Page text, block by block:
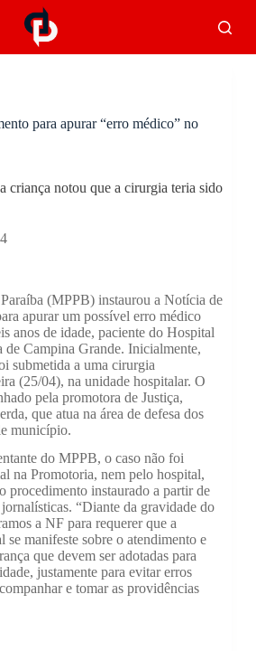
para apurar “erro médico” no
criança notou que a cirurgia teria sido
(MPPB) instaurou a Notícia de
apurar um possível erro médico
anos de idade, paciente do Hospital
de Campina Grande. Inicialmente,
submetida a uma cirurgia
(25/04), na unidade hospitalar. O
pela promotora de Justiça,
que atua na área de defesa dos
município.
do MPPB, o caso não foi
na Promotoria, nem pelo hospital,
procedimento instaurado a partir de
“Diante da gravidade do
a NF para requerer que a
se manifeste sobre o atendimento e
que devem ser adotadas para
justamente para evitar erros
e tomar as providências